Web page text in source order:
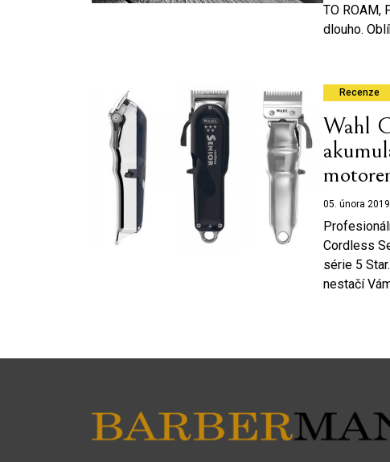
TO ROAM,
dlouho.
Recenze
Wahl
05. února 2019
Cordless
série 5
nestačí